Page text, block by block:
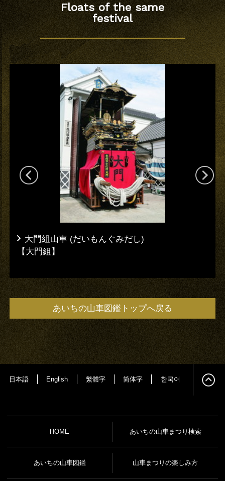
Floats of the same
festival
大門組山車 (だいもんぐみだし)
【大門組】
あいちの山車図鑑トップへ戻る
日本語 English 繁體字 简体字 한국어
HOME あいちの山車まつり検索
あいちの山車図鑑 山車まつりの楽しみ方